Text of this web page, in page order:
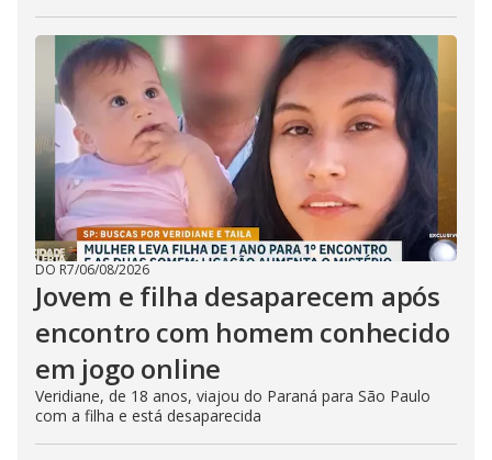
DO R7/06/08/2026
Jovem e filha desaparecem após
encontro com homem conhecido
em jogo online
Veridiane, de 18 anos, viajou do Paraná para São Paulo
com a filha e está desaparecida